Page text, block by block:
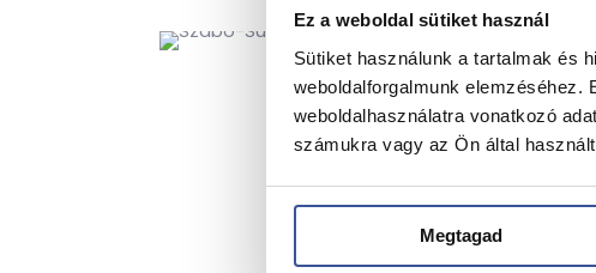
Ez a weboldal sütiket használ
Sütiket használunk a tartalmak és
weboldalforgalmunk elemzéséhez.
weboldalhasználatra vonatkozó
számukra vagy az Ön által
Megtagad
→
PRP-
→
4D